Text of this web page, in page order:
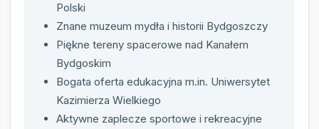
Polski
Znane muzeum mydła i historii Bydgoszczy
Piękne tereny spacerowe nad Kanałem
Bydgoskim
Bogata oferta edukacyjna m.in. Uniwersytet
Kazimierza Wielkiego
Aktywne zaplecze sportowe i rekreacyjne